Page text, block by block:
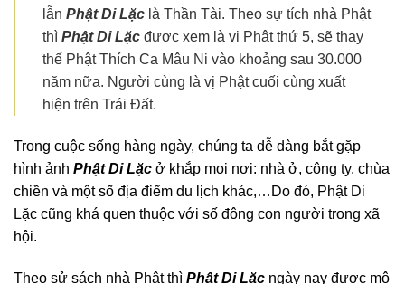
lẫn Phật Di Lặc là Thần Tài. Theo sự tích nhà Phật
thì Phật Di Lặc được xem là vị Phật thứ 5, sẽ thay
thế Phật Thích Ca Mâu Ni vào khoảng sau 30.000
năm nữa. Người cùng là vị Phật cuối cùng xuất
hiện trên Trái Đất.
Trong cuộc sống hàng ngày, chúng ta dễ dàng bắt gặp
hình ảnh Phật Di Lặc ở khắp mọi nơi: nhà ở, công ty, chùa
chiền và một số địa điểm du lịch khác,…Do đó, Phật Di
Lặc cũng khá quen thuộc với số đông con người trong xã
hội.
Theo sử sách nhà Phật thì Phật Di Lặc ngày nay được mô